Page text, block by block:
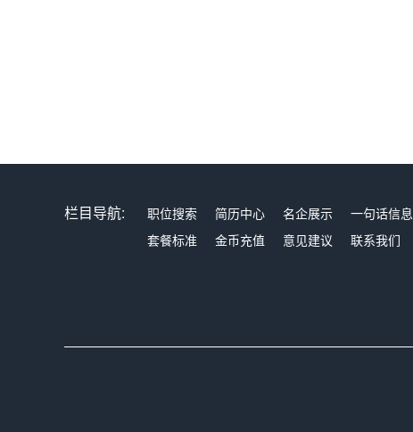
栏目导航: 职位搜索 简历中心 名企展示 一句话信息
套餐标准
金币充值 意见建议 联系我们